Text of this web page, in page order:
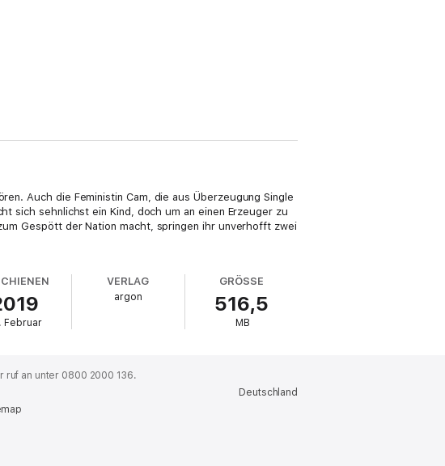
Auch die Feministin Cam, die aus Überzeugung Single
sich sehnlichst ein Kind, doch um an einen Erzeuger zu
Gespött der Nation macht, springen ihr unverhofft zwei
Februar
VERLAG
argon
GRÖSSE
516,5
MB
ruf an unter 0800 2000 136.
Deutschland